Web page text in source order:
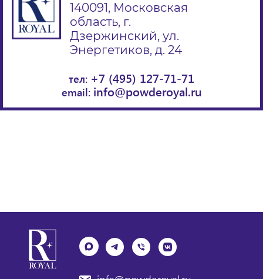
140091, Московская
область, г.
Дзержинский, ул.
Энергетиков, д. 24
тел: +7 (495) 127-71-71
email: info@powderoyal.ru